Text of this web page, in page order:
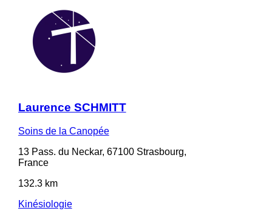
Laurence SCHMITT
Soins de la Canopée
13 Pass. du Neckar, 67100 Strasbourg,
France
132.3 km
Kinésiologie